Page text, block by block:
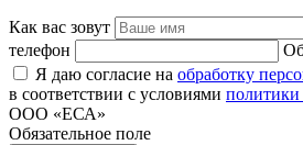
Как вас зовут
телефон
Я даю согласие на обработку
в соответствии с условиями политики
ООО «ЕСА»
Обязательное поле